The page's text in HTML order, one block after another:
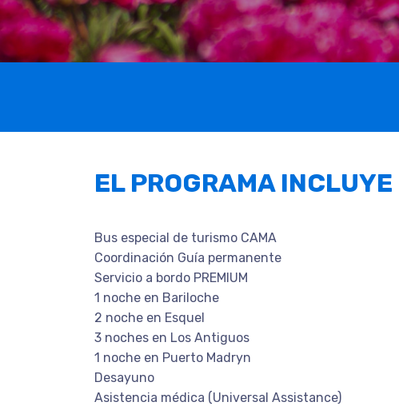
EL PROGRAMA INCLUYE
Bus especial de turismo CAMA
Coordinación Guía permanente
Servicio a bordo PREMIUM
1 noche en Bariloche
2 noche en Esquel
3 noches en Los Antiguos
1 noche en Puerto Madryn
Desayuno
Asistencia médica (Universal Assistance)